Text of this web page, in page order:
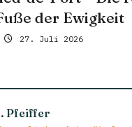
der Ewigkeit
27. Juli 2026
Pfeiffer